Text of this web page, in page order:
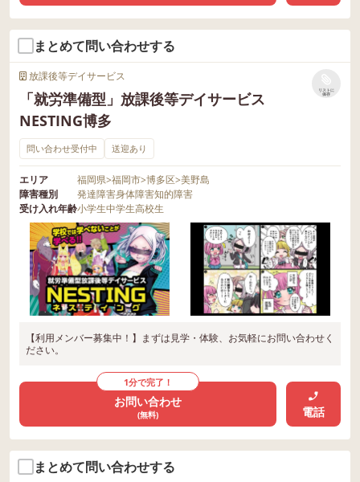
まとめて問い合わせする
放課後等デイサービス
「就労準備型」放課後等デイサービス
NESTING博多
リストに
保存
問い合わせ受付中 送迎あり
エリア 福岡県>福岡市>博多区>美野島
障害種別
発達障害身体障害知的障害
受け入れ年齢小学生中学生高校生
【利用メンバー募集中！】まずは見学・体験、お気軽にお問い合わせく
ださい。
1分で完了！
お問い合わせ
(無料) 電話
まとめて問い合わせする